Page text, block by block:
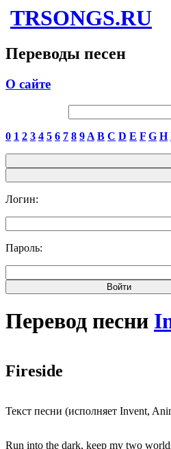
TRSONGS.RU
Переводы песен
О сайте
0 1 2 3 4 5 6 7 8 9 A B C D E F G H
Логин:
Пароль:
Перевод песни
Fireside
Текст песни (исполняет Invent,
Run into the dark, keep my two